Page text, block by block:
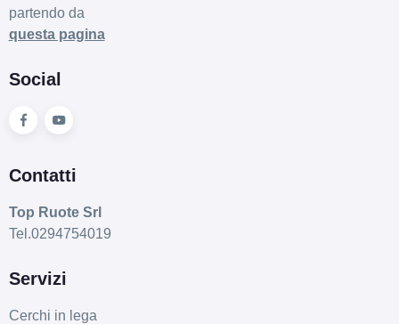
partendo da
questa pagina
Social
Contatti
Top Ruote Srl
Tel.0294754019
Servizi
Cerchi in lega